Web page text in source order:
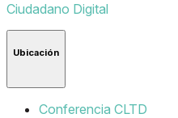
Ciudadano Digital
Ubicación
Conferencia CLTD